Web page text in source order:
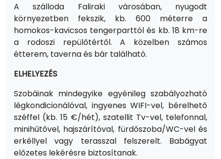
A szálloda Faliraki városában, nyugodt
környezetben fekszik, kb. 600 méterre a
homokos-kavicsos tengerparttól és kb. 18 km-re
a rodoszi repülőtértől. A közelben számos
étterem, taverna és bár található.
ELHELYEZÉS
Szobáinak mindegyike egyénileg szabályozható
légkondicionálóval, ingyenes WIFI-vel, bérelhető
széffel (kb. 15 €/hét), szatellit Tv-vel, telefonnal,
minihűtővel, hajszárítóval, fürdőszoba/WC-vel és
erkéllyel vagy terasszal felszerelt. Babágyat
előzetes lekérésre biztosítanak.